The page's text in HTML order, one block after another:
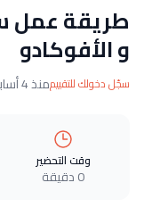
طريقة عمل
و الأفوكادو
سجّل دخولك للتقييممنذ 4 أسابيع
وقت التحضير
0 دقيقة